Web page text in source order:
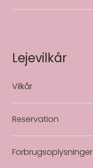
Lejevilkår
Vilkår
Reservation
Forbrugsoplysninger